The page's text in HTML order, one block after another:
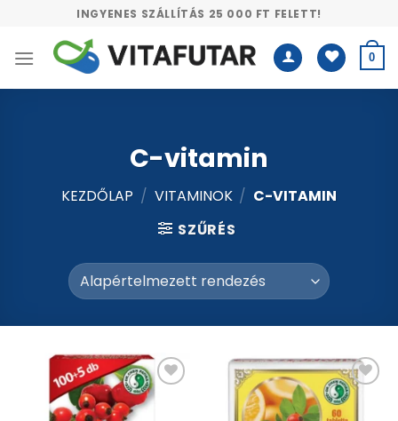
content
INGYENES SZÁLLÍTÁS 25 000 FT FELETT!
0
C-vitamin
KEZDŐLAP / VITAMINOK / C-VITAMIN
SZŰRÉS
Kívánságlistához
adás
Kívánságlistához
adás